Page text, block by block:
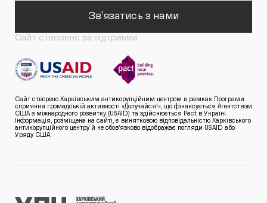
Зв'язатись з нами
Сайт створено за підтримки
Сайт створено Харківським антикорупційним центром в рамках Програми
сприяння громадській активності «Долучайся!», що фінансується Агентством
США з міжнародного розвитку (USAID) та здійснюється Pact в Україні.
Інформація, розміщена на сайті, є винятковою відповідальністю Харківського
антикорупційного центру й не обов’язково відображає погляди USAID або
Уряду США.